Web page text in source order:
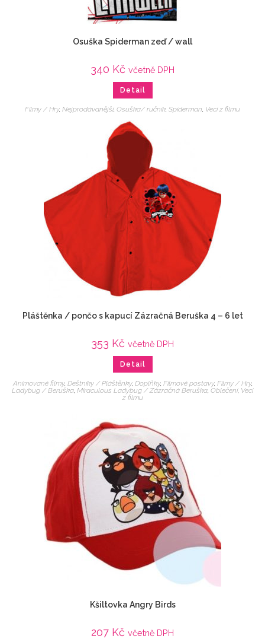
Osuška Spiderman zeď / wall
340 Kč včetně DPH
Detail
Filmy / Hry, Nejprodávanější, Osuška/ ručník, Spiderman, Veci z filmu
Pláštěnka / pončo s kapucí Zázračná Beruška 4 – 6 let
353 Kč včetně DPH
Detail
Animované filmy, Deštníky / Pláštěnky, Doplňky, Filmové postavy, Filmy / Hry,
Ladybug / Beruška, Miraculous Ladybug / Zázračná Beruška, Oblečení, Veci
z filmu
Kšiltovka Angry Birds
207 Kč včetně DPH